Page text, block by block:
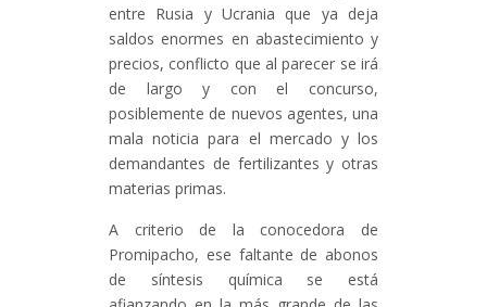
entre Rusia y Ucrania que ya deja
saldos enormes en abastecimiento y
precios, conflicto que al parecer se irá
de largo y con el concurso,
posiblemente de nuevos agentes, una
mala noticia para el mercado y los
demandantes de fertilizantes y otras
materias primas.
A criterio de la conocedora de
Promipacho, ese faltante de abonos
de síntesis química se está